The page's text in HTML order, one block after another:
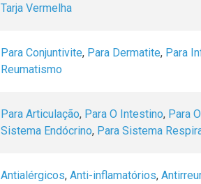
Tarja Vermelha
Para Conjuntivite, Para Dermatite, Para
Reumatismo
Para Articulação, Para O Intestino, Para
Sistema Endócrino, Para Sistema
Antialérgicos, Anti-inflamatórios,